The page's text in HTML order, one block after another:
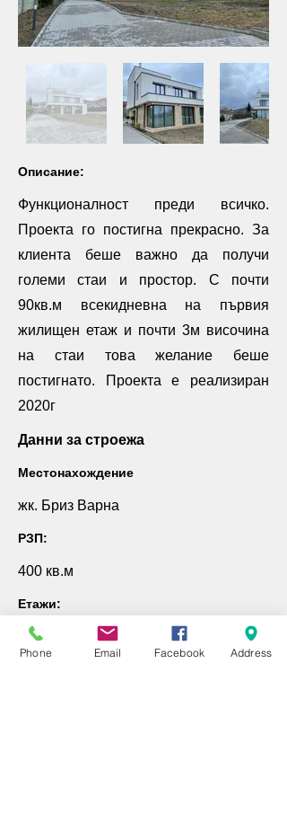
Описание:
Функционалност преди всичко.
Проекта го постигна прекрасно. За
клиента беше важно да получи
големи стаи и простор. С почти
90кв.м всекидневна на първия
жилищен етаж и почти 3м височина
на стаи това желание беше
постигнато. Проекта е реализиран
2020г
Данни за строежа
Местонахождение
жк. Бриз Варна
РЗП:
400 кв.м
Етажи:
Phone Email Facebook Address